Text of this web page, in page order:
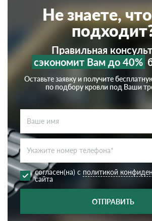
Не знаете,
Правильная
сэкономит Вам до 40%
Оставьте заявку и получите
по подбору кровли под Ваши
согласен(на) с политикой
сайта
ОТПРАВИТЬ